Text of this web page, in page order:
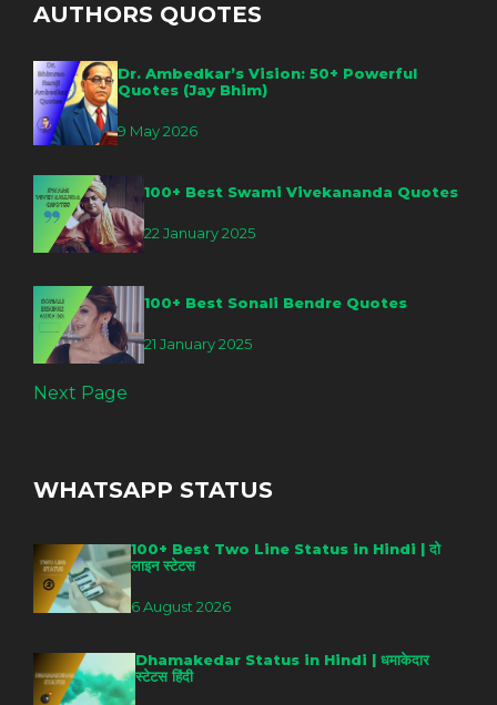
AUTHORS QUOTES
Dr. Ambedkar’s Vision: 50+ Powerful
Quotes (Jay Bhim)
9 May 2026
100+ Best Swami Vivekananda Quotes
22 January 2025
100+ Best Sonali Bendre Quotes
21 January 2025
Next Page
WHATSAPP STATUS
100+ Best Two Line Status in Hindi | दो
लाइन स्टेटस
6 August 2026
Dhamakedar Status in Hindi | धमाकेदार
स्टेटस हिंदी